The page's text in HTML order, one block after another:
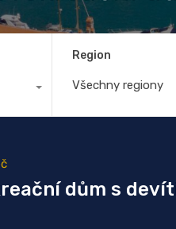
Region
Všechny regiony
dům s